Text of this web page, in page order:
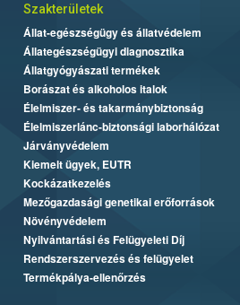
Szakterületek
Állat-egészségügy és állatvédelem
Állategészségügyi diagnosztika
Állatgyógyászati termékek
Borászat és alkoholos italok
Élelmiszer- és takarmánybiztonság
Élelmiszerlánc-biztonsági laborhálózat
Járványvédelem
Kiemelt ügyek, EUTR
Kockázatkezelés
Mezőgazdasági genetikai erőforrások
Növényvédelem
Nyilvántartási és Felügyeleti Díj
Rendszerszervezés és felügyelet
Termékpálya-ellenőrzés